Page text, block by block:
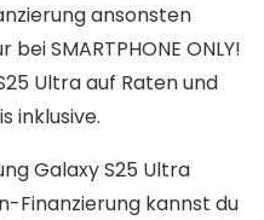
ansonsten
SMARTPHONE ONLY!
Ultra auf Raten und
inklusive.
Galaxy S25 Ultra
Finanzierung kannst du